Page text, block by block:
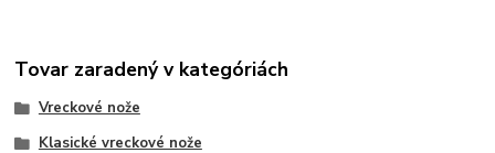
Tovar zaradený v kategóriách
Vreckové nože
Klasické vreckové nože